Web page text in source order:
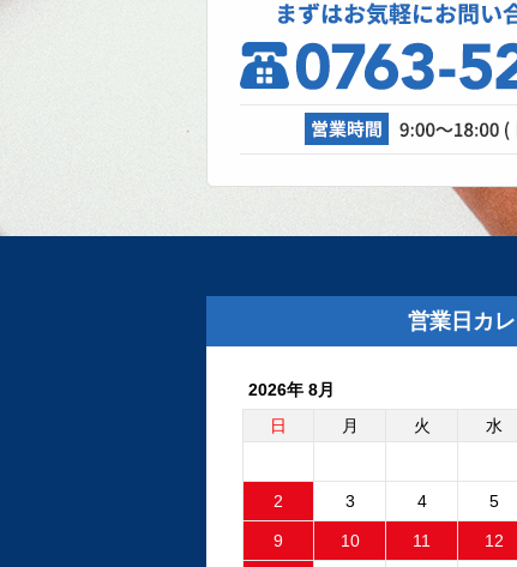
スパネージ
理、成功な
自動車修理工
が活躍してい
ル、溶接機、
2025.8.29
外装リニュ
た。グレーの
板が目印です
フリーラ
ントロー
外品比較
フリーランダ
ファンが回り
営業日カ
2026年 8月
日
月 火 水
2 3 4 5
9 10 11 12